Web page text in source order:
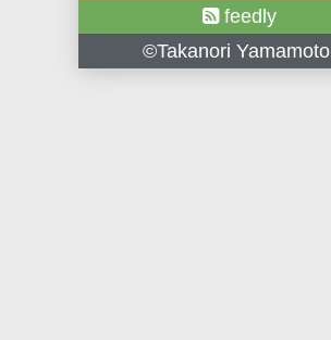
feedly
©Takanori Yamamoto